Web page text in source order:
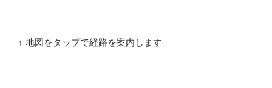
↑ 地図をタップで経路を案内します